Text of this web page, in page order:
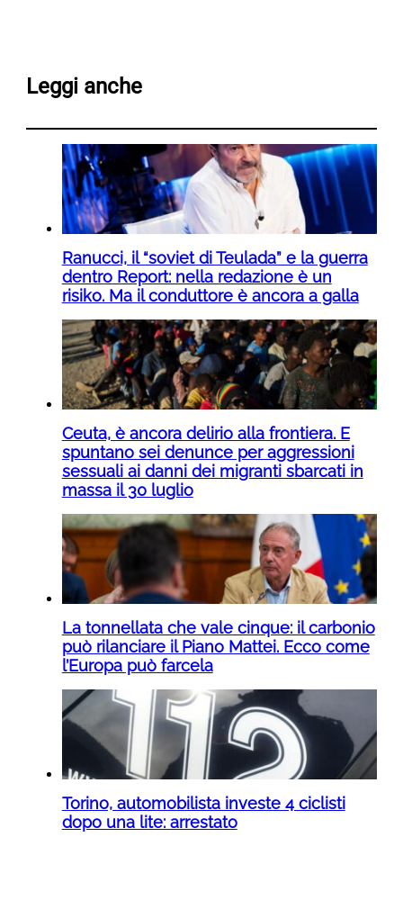
Leggi anche
Ranucci, il “soviet di Teulada” e la guerra
dentro Report: nella redazione è un
risiko. Ma il conduttore è ancora a galla
Ceuta, è ancora delirio alla frontiera. E
spuntano sei denunce per aggressioni
sessuali ai danni dei migranti sbarcati in
massa il 30 luglio
La tonnellata che vale cinque: il carbonio
può rilanciare il Piano Mattei. Ecco come
l’Europa può farcela
Torino, automobilista investe 4 ciclisti
dopo una lite: arrestato